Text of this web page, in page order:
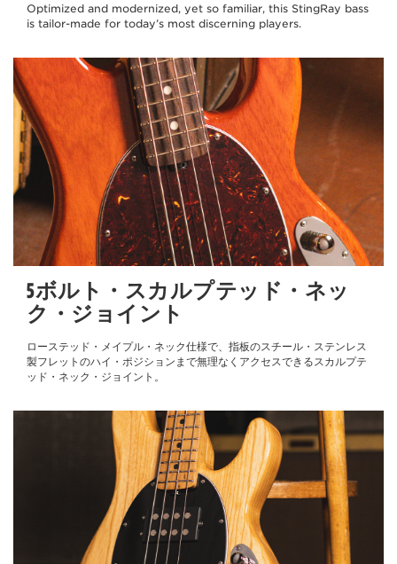
Optimized and modernized, yet so familiar, this StingRay bass
is tailor-made for today’s most discerning players.
5ボルト・スカルプテッド・ネッ
ク・ジョイント
ローステッド・メイプル・ネック仕様で、指板のスチール・ステンレス
製フレットのハイ・ポジションまで無理なくアクセスできるスカルプテ
ッド・ネック・ジョイント。